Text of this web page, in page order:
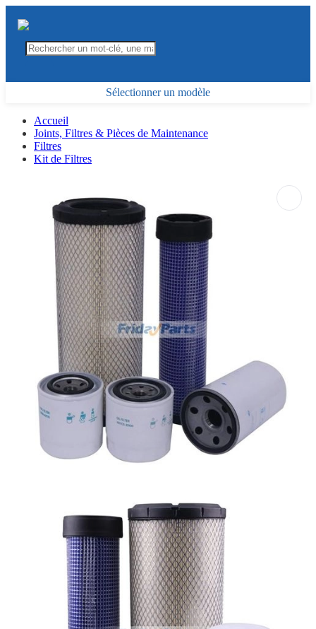
Sélectionner un modèle
Accueil
Joints, Filtres & Pièces de Maintenance
Filtres
Kit de Filtres